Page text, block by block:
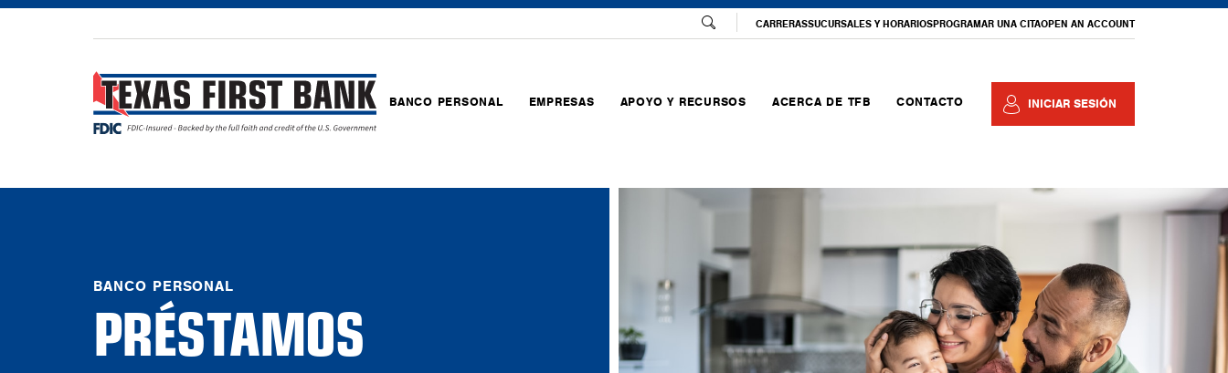
CARRERASSUCURSALES Y HORARIOSPROGRAMAR UNA CITAOPEN AN ACCOUNT
BANCO PERSONAL EMPRESAS APOYO Y RECURSOS ACERCA DE TFB CONTACTO INICIAR SESIÓN
BANCO PERSONAL
PRÉSTAMOS